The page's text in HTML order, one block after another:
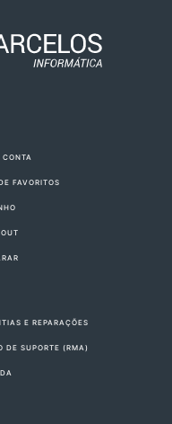
FAVORITOS
E REPARAÇÕES
DE SUPORTE (RMA)